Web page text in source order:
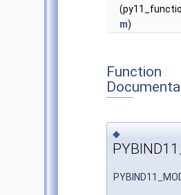
m)
Function
◆